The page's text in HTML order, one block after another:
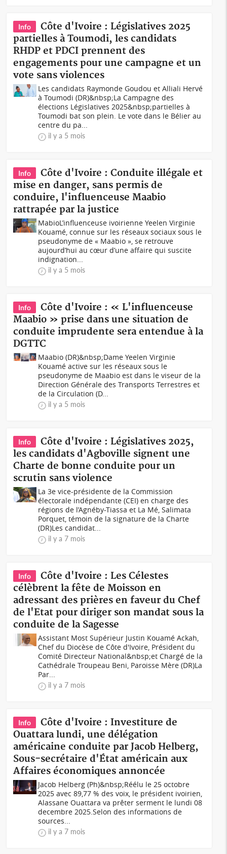
Info
Côte d'Ivoire : Législatives 2025
partielles à Toumodi, les candidats
RHDP et PDCI prennent des
engagements pour une campagne et un
vote sans violences
Les candidats Raymonde Goudou et Alliali Hervé
à Toumodi (DR)&nbsp;La Campagne des
élections Législatives 2025&nbsp;partielles à
Toumodi bat son plein. Le vote dans le Bélier au
centre du pa...
il y a 5 mois
Info
Côte d'Ivoire : Conduite illégale et
mise en danger, sans permis de
conduire, l'influenceuse Maabio
rattrapée par la justice
MabioL’influenceuse ivoirienne Yeelen Virginie
Kouamé, connue sur les réseaux sociaux sous le
pseudonyme de « Maabio », se retrouve
aujourd’hui au cœur d’une affaire qui suscite
indignation...
il y a 5 mois
Info
Côte d'Ivoire : « L'influenceuse
Maabio » prise dans une situation de
conduite imprudente sera entendue à la
DGTTC
Maabio (DR)&nbsp;Dame Yeelen Virginie
Kouamé active sur les réseaux sous le
pseudonyme de Maabio est dans le viseur de la
Direction Générale des Transports Terrestres et
de la Circulation (D...
il y a 5 mois
Info
Côte d'Ivoire : Législatives 2025,
les candidats d'Agboville signent une
Charte de bonne conduite pour un
scrutin sans violence
La 3e vice-présidente de la Commission
électorale indépendante (CEI) en charge des
régions de l’Agnéby-Tiassa et La Mé, Salimata
Porquet, témoin de la signature de la Charte
(DR)Les candidat...
il y a 7 mois
Info
Côte d'Ivoire : Les Célestes
célèbrent la fête de Moisson en
adressant des prières en faveur du Chef
de l'Etat pour diriger son mandat sous la
conduite de la Sagesse
Assistant Most Supérieur Justin Kouamé Ackah,
Chef du Diocèse de Côte d'Ivoire, Président du
Comité Directeur National&nbsp;et Chargé de la
Cathédrale Troupeau Beni, Paroisse Mère (DR)La
Par...
il y a 7 mois
Info
Côte d'Ivoire : Investiture de
Ouattara lundi, une délégation
américaine conduite par Jacob Helberg,
Sous-secrétaire d'État américain aux
Affaires économiques annoncée
Jacob Helberg (Ph)&nbsp;Réélu le 25 octobre
2025 avec 89,77 % des voix, le président ivoirien,
Alassane Ouattara va prêter serment le lundi 08
decembre 2025.Selon des informations de
sources...
il y a 7 mois